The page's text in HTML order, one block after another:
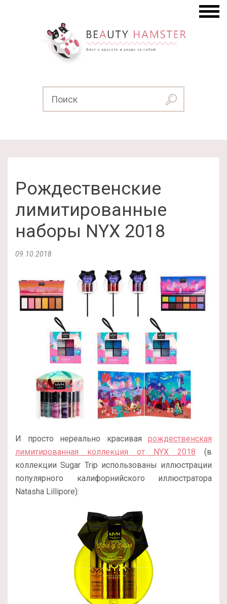
Рождественские
лимитированные
наборы NYX 2018
09.10.2018
И просто нереально красивая рождественская
лимитированная коллекция от NYX 2018 (в
коллекции Sugar Trip использованы иллюстрации
популярного калифорнийского иллюстратора
Natasha Lillipore):